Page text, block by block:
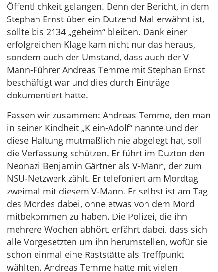
Öffentlichkeit gelangen. Denn der Bericht, in dem
Stephan Ernst über ein Dutzend Mal erwähnt ist,
sollte bis 2134 „geheim“ bleiben. Dank einer
erfolgreichen Klage kam nicht nur das heraus,
sondern auch der Umstand, dass auch der V-
Mann-Führer Andreas Temme mit Stephan Ernst
beschäftigt war und dies durch Einträge
dokumentiert hatte.
Fassen wir zusammen: Andreas Temme, den man
in seiner Kindheit „Klein-Adolf“ nannte und der
diese Haltung mutmaßlich nie abgelegt hat, soll
die Verfassung schützen. Er führt im Duzton den
Neonazi Benjamin Gärtner als V-Mann, der zum
NSU-Netzwerk zählt. Er telefoniert am Mordtag
zweimal mit diesem V-Mann. Er selbst ist am Tag
des Mordes dabei, ohne etwas von dem Mord
mitbekommen zu haben. Die Polizei, die ihn
mehrere Wochen abhört, erfährt dabei, dass sich
alle Vorgesetzten um ihn herumstellen, wofür sie
schon einmal eine Raststätte als Treffpunkt
wählten. Andreas Temme hatte mit vielen